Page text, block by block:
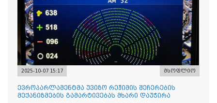
2025-10-07 15:17 მსოფლიო
ევროპარლამენტმა უვიზო რეჟიმის შეჩერების
მექანიზმების გამარტივებას მხარი დაუჭირა